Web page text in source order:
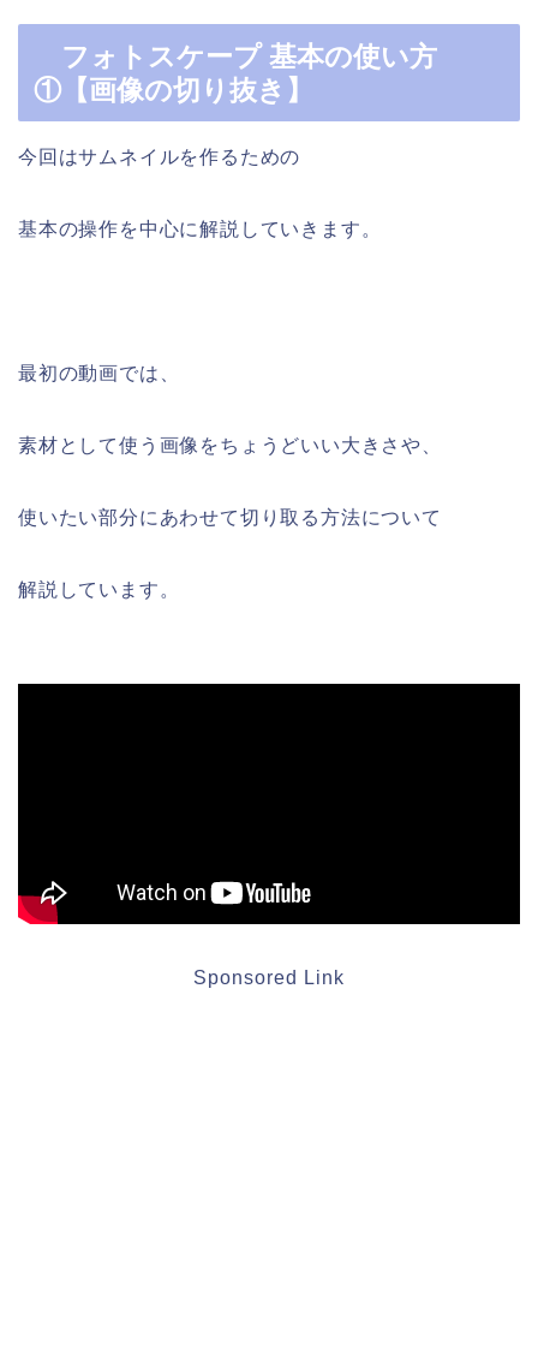
フォトスケープ 基本の使い方
①【画像の切り抜き】
今回はサムネイルを作るための
基本の操作を中心に解説していきます。
最初の動画では、
素材として使う画像をちょうどいい大きさや、
使いたい部分にあわせて切り取る方法について
解説しています。
Sponsored Link